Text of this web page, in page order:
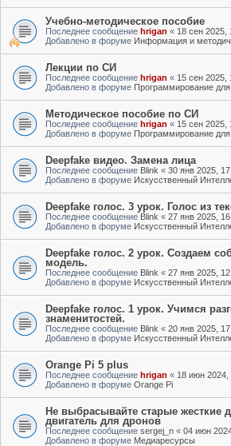
Учебно-методическое пособие
Последнее сообщение hrigan « 18 сен 2025,
Добавлено в форуме Информация и
Лекции по СИ
Последнее сообщение hrigan « 15 сен 2025,
Добавлено в форуме Программирование
Методическое пособие по СИ
Последнее сообщение hrigan « 15 сен 2025,
Добавлено в форуме Программирование
Deepfake видео. Замена лица
Последнее сообщение Blink « 30 янв 2025,
Добавлено в форуме Искусственный
Deepfake голос. 3 урок. Голос из
Последнее сообщение Blink « 27 янв 2025,
Добавлено в форуме Искусственный
Deepfake голос. 2 урок. Создаем
модель.
Последнее сообщение Blink « 27 янв 2025,
Добавлено в форуме Искусственный
Deepfake голос. 1 урок. Учимся
знаменитостей.
Последнее сообщение Blink « 20 янв 2025,
Добавлено в форуме Искусственный
Orange Pi 5 plus
Последнее сообщение hrigan « 18 июн 2024,
Добавлено в форуме Orange Pi
Не выбрасывайте старые жесткие
двигатель для дронов
Последнее сообщение sergej_n « 04 июн
Добавлено в форуме Медиаресурсы